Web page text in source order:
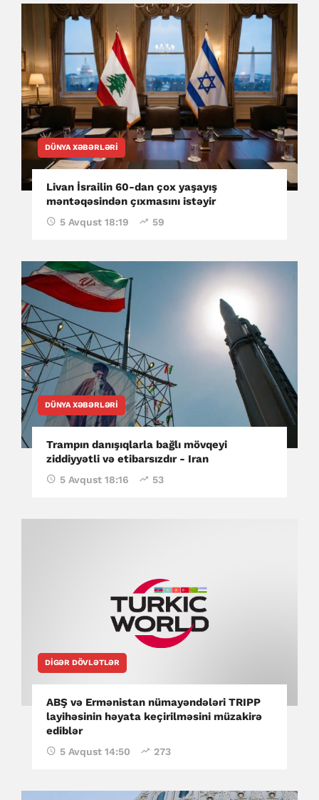
DÜNYA XƏBƏRLƏRI
Livan İsrailin 60-dan çox yaşayış
məntəqəsindən çıxmasını istəyir
5 Avqust 18:19 59
DÜNYA XƏBƏRLƏRI
Trampın danışıqlarla bağlı mövqeyi
ziddiyyətli və etibarsızdır - Iran
5 Avqust 18:16 53
DIGƏR DÖVLƏTLƏR
ABŞ və Ermənistan nümayəndələri TRIPP
layihəsinin həyata keçirilməsini müzakirə
ediblər
5 Avqust 14:50 273